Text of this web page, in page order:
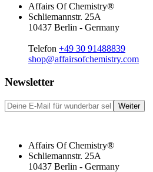
Affairs Of Chemistry®
Schliemannstr. 25A
10437 Berlin - Germany
Telefon +49 30 91488839
shop@affairsofchemistry.com
Newsletter
Weiter
Affairs Of Chemistry®
Schliemannstr. 25A
10437 Berlin - Germany